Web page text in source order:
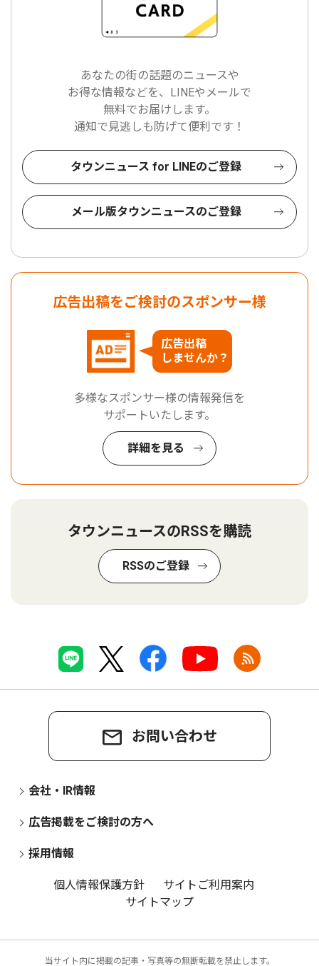
あなたの街の話題のニュースや
お得な情報などを、LINEやメールで
無料でお届けします。
通知で見逃しも防げて便利です！
タウンニュース for LINEのご登録
メール版タウンニュースのご登録
広告出稿をご検討のスポンサー様
広告出稿
しませんか？
多様なスポンサー様の情報発信を
サポートいたします。
詳細を見る
タウンニュースのRSSを購読
RSSのご登録
お問い合わせ
会社・IR情報
広告掲載をご検討の方へ
採用情報
個人情報保護方針
サイトご利用案内
サイトマップ
当サイト内に掲載の記事・写真等の無断転載を禁止します。